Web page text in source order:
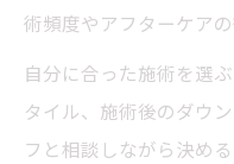
術頻度やアフターケアの
自分に合った施術を選
タイル、施術後のダウ
フと相談しながら決め